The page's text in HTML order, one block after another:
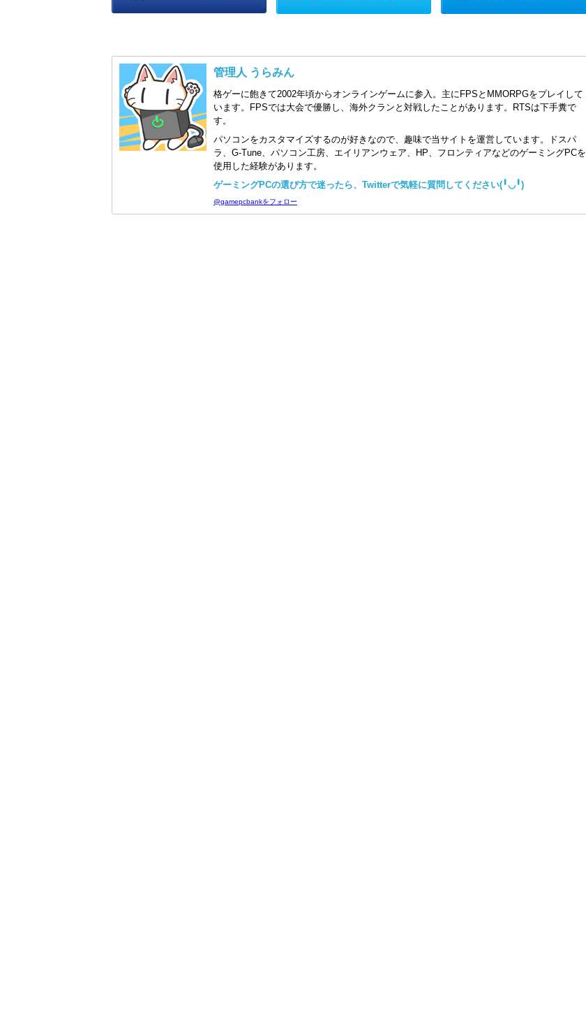
管理人 うらみん
格ゲーに飽きて2002年頃からオンラインゲームに参入。主にFPSとMMORPGをプレイして
います。FPSでは大会で優勝し、海外クランと対戦したことがあります。RTSは下手糞で
す。
パソコンをカスタマイズするのが好きなので、趣味で当サイトを運営しています。ドスパ
ラ、G-Tune、パソコン工房、エイリアンウェア、HP、フロンティアなどのゲーミングPCを
使用した経験があります。
ゲーミングPCの選び方で迷ったら、Twitterで気軽に質問してください(╹◡╹)
@gamepcbankをフォロー